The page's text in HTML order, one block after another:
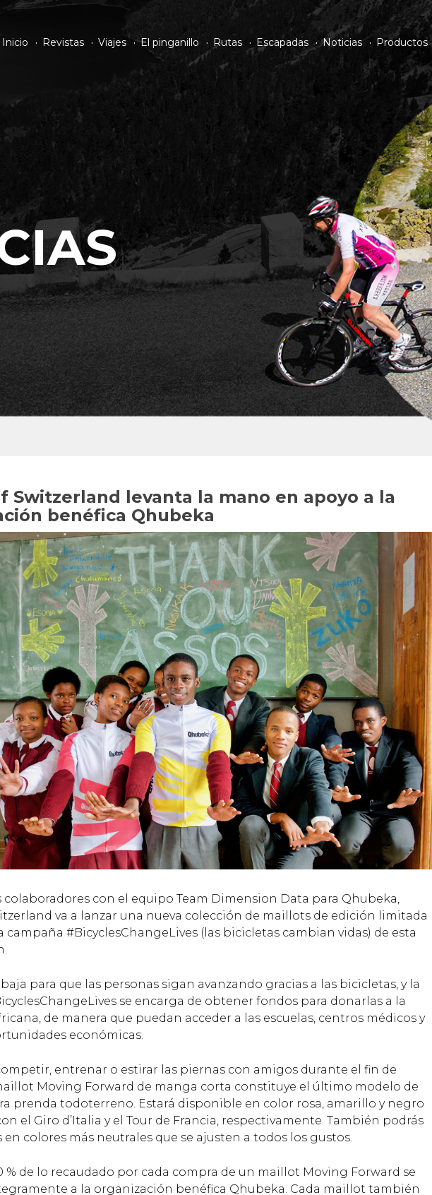
Inicio Revistas Viajes El pinganillo Rutas Escapadas Noticias Productos
Switzerland levanta la mano en apoyo a la
benéfica Qhubeka
colaboradores con el equipo Team Dimension Data para Qhubeka,
va a lanzar una nueva colección de maillots de edición limitada
campaña #BicyclesChangeLives (las bicicletas cambian vidas) de esta
para que las personas sigan avanzando gracias a las bicicletas, y la
se encarga de obtener fondos para donarlas a la
de manera que puedan acceder a las escuelas, centros médicos y
económicas.
entrenar o estirar las piernas con amigos durante el fin de
Moving Forward de manga corta constituye el último modelo de
prenda todoterreno. Estará disponible en color rosa, amarillo y negro
el Giro d’Italia y el Tour de Francia, respectivamente. También podrás
colores más neutrales que se ajusten a todos los gustos.
% de lo recaudado por cada compra de un maillot Moving Forward se
a la organización benéfica Qhubeka. Cada maillot también